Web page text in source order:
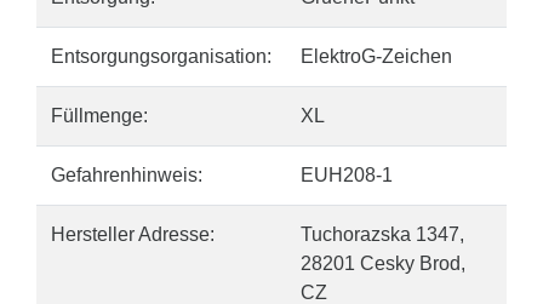
Entsorgungsorganisation: ElektroG-Zeichen
Füllmenge: XL
Gefahrenhinweis: EUH208-1
Hersteller Adresse:
Tuchorazska 1347,
28201 Cesky Brod,
CZ